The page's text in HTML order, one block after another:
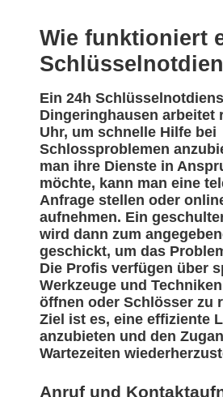
Wie funktioniert
Ein 24h
Dingeringhausen arbeitet
Uhr, um schnelle Hilfe bei
Schlossproblemen
man ihre Dienste in
möchte, kann man eine
Anfrage stellen oder
aufnehmen. Ein
wird dann zum
geschickt, um das
Die Profis verfügen über
Werkzeuge und
öffnen oder Schlösser zu
Ziel ist es, eine effiziente
anzubieten und den
Wartezeiten
Anruf und